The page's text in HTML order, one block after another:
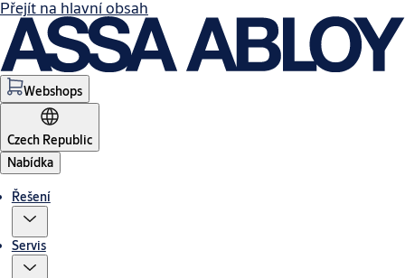
Přejít na hlavní obsah
Webshops
Czech Republic
Nabídka
Řešení
Servis